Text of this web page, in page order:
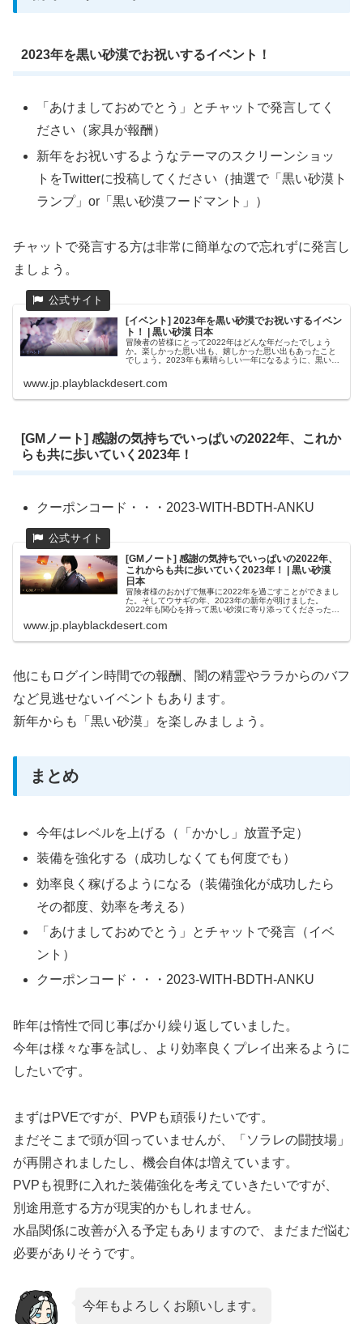
2023年を黒い砂漠でお祝いするイベント！
「あけましておめでとう」とチャットで発言してく
ださい（家具が報酬）
新年をお祝いするようなテーマのスクリーンショッ
トをTwitterに投稿してください（抽選で「黒い砂漠ト
ランプ」or「黒い砂漠フードマント」）
チャットで発言する方は非常に簡単なので忘れずに発言し
ましょう。
[イベント] 2023年を黒い砂漠でお祝いするイベン
ト！ | 黒い砂漠 日本
冒険者の皆様にとって2022年はどんな年だったでしょう
か。楽しかった思い出も、嬉しかった思い出もあったこと
でしょう。2023年も素晴らしい一年になるように、黒い砂
www.jp.playblackdesert.com
[GMノート] 感謝の気持ちでいっぱいの2022年、これか
らも共に歩いていく2023年！
クーポンコード・・・2023-WITH-BDTH-ANKU
[GMノート] 感謝の気持ちでいっぱいの2022年、
これからも共に歩いていく2023年！ | 黒い砂漠
日本
冒険者様のおかげで無事に2022年を過ごすことができまし
た。そしてウサギの年、2023年の新年が明けました。
2022年も関心を持って黒い砂漠に寄り添ってくださった冒
GMたちからの新年挨拶...
www.jp.playblackdesert.com
他にもログイン時間での報酬、闇の精霊やララからのバフ
など見逃せないイベントもあります。
新年からも「黒い砂漠」を楽しみましょう。
まとめ
今年はレベルを上げる（「かかし」放置予定）
装備を強化する（成功しなくても何度でも）
効率良く稼げるようになる（装備強化が成功したら
その都度、効率を考える）
「あけましておめでとう」とチャットで発言（イベ
ント）
クーポンコード・・・2023-WITH-BDTH-ANKU
昨年は惰性で同じ事ばかり繰り返していました。
今年は様々な事を試し、より効率良くプレイ出来るように
したいです。
まずはPVEですが、PVPも頑張りたいです。
まだそこまで頭が回っていませんが、「ソラレの闘技場」
が再開されましたし、機会自体は増えています。
PVPも視野に入れた装備強化を考えていきたいですが、
別途用意する方が現実的かもしれません。
水晶関係に改善が入る予定もありますので、まだまだ悩む
必要がありそうです。
今年もよろしくお願いします。